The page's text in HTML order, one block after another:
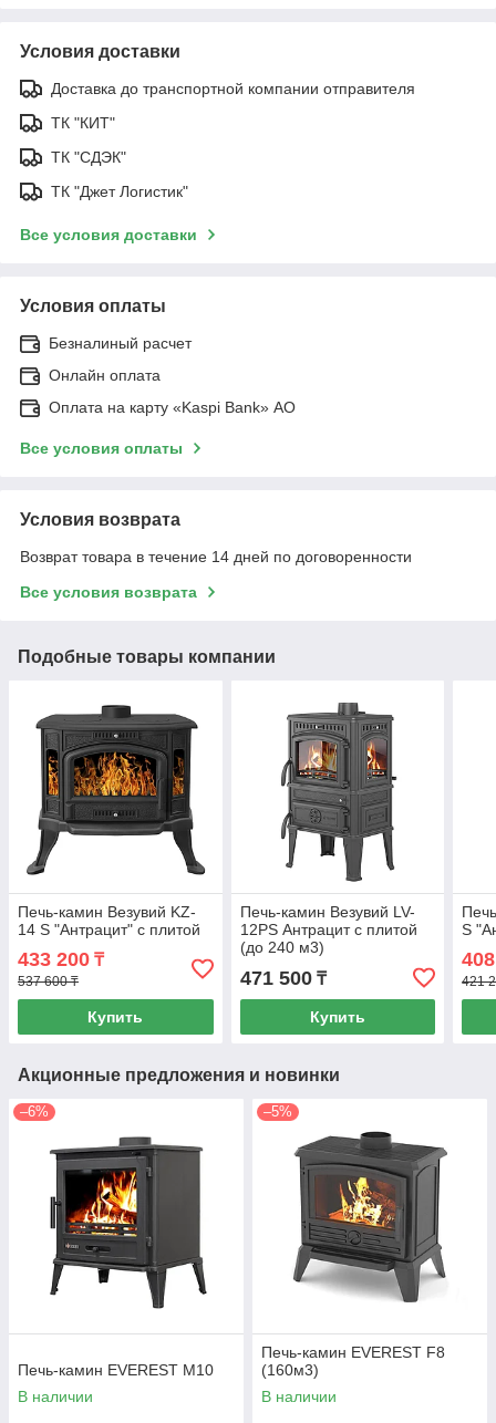
Условия доставки
Доставка до транспортной компании отправителя
ТК "КИТ"
ТК "СДЭК"
ТК "Джет Логистик"
Все условия доставки
Условия оплаты
Безналиный расчет
Онлайн оплата
Оплата на карту «Kaspi Bank» АО
Все условия оплаты
Условия возврата
Возврат товара в течение 14 дней по договоренности
Все условия возврата
Подобные товары компании
Печь-камин Везувий KZ-
14 S "Антрацит" с плитой
433 200 ₸
537 600 ₸
Купить
Печь-камин Везувий LV-
12РS Антрацит с плитой
(до 240 м3)
471 500₸
Купить
S
421
Акционные предложения и новинки
–6%
Печь-камин EVEREST М10
В наличии
–5%
Печь-камин EVEREST F8
(160м3)
В наличии